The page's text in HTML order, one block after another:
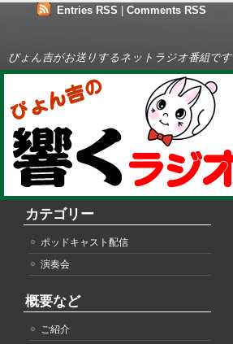
Entries RSS Comments RSS
ぴょん吉がお送りするネットラジオ番組です
カテゴリー
ポッドキャスト配信
演奏会
概要など
ご紹介